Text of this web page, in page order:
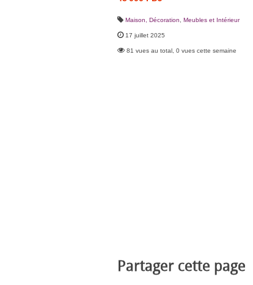
Maison, Décoration Meubles et Intérieur
17 juillet 2025
81 vues au total, 0 vues cette semaine
Partager cette page